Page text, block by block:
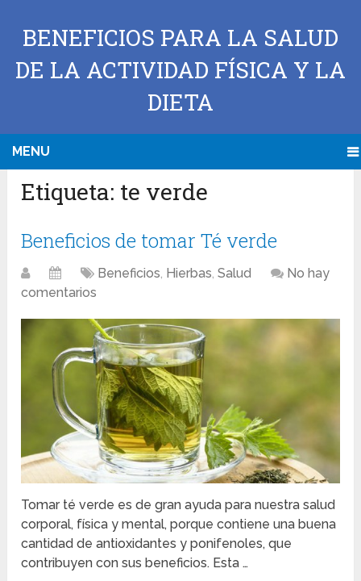
BENEFICIOS PARA LA SALUD
DE LA ACTIVIDAD FÍSICA Y LA
DIETA
MENU
Etiqueta: te verde
Beneficios de tomar Té verde
Beneficios, Hierbas,Salud
No hay
comentarios
Tomar té verde es de gran ayuda para nuestra salud
corporal, física y mental, porque contiene una buena
cantidad de antioxidantes y ponifenoles, que
contribuyen con sus beneficios. Esta …